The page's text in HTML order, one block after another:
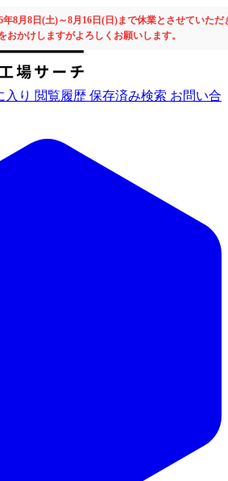
8月8日(土)～8月16日(日)まで休業とさせていただ
おかけしますがよろしくお願いします。
入り 閲覧履歴 保存済み検索 お問い合